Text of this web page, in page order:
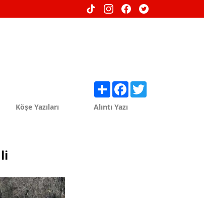
Köşe Yazıları Alıntı Yazı
Share Facebook